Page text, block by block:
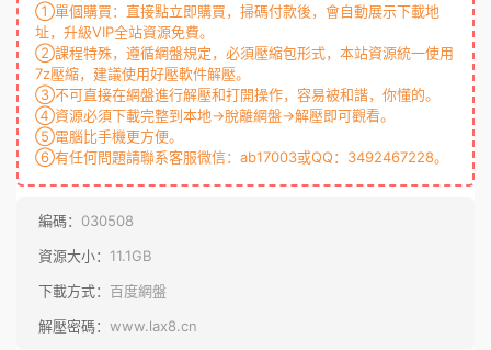
①單個購買：直接點立即購買，掃碼付款後，會自動展示下載地
址，升級VIP全站資源免費。
②課程特殊，遵循網盤規定，必須壓縮包形式，本站資源統一使用
7z壓縮，建議使用好壓軟件解壓。
③不可直接在網盤進行解壓和打開操作，容易被和諧，你懂的。
④資源必須下載完整到本地→脫離網盤→解壓即可觀看。
⑤電腦比手機更方便。
⑥有任何問題請聯系客服微信：ab17003或QQ：3492467228。
編碼： 030508
資源大小： 11.1GB
下載方式： 百度網盤
解壓密碼： www.lax8.cn